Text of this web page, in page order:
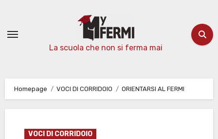
contenuto
La scuola che non si ferma mai
Homepage VOCI DI CORRIDOIO ORIENTARSI AL FERMI
VOCI DI CORRIDOIO